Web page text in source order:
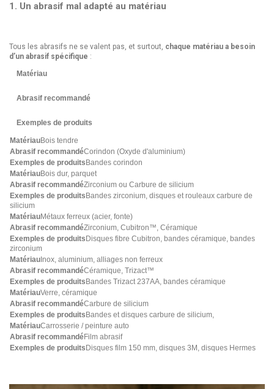
1. Un abrasif mal adapté au matériau
Tous les abrasifs ne se valent pas, et surtout, chaque matériau a besoin
d’un abrasif spécifique :
Matériau
Abrasif recommandé
Exemples de produits
Bois tendre
Corindon (Oxyde d'aluminium)
Bandes corindon
Bois dur, parquet
Zirconium ou Carbure de silicium
Bandes zirconium, disques et rouleaux carbure de
silicium
Métaux ferreux (acier, fonte)
Zirconium, Cubitron™, Céramique
Disques fibre Cubitron, bandes céramique, bandes
zirconium
Inox, aluminium, alliages non ferreux
Céramique, Trizact™
Bandes Trizact 237AA, bandes céramique
Verre, céramique
Carbure de silicium
Bandes et disques carbure de silicium,
Carrosserie / peinture auto
Film abrasif
Disques film 150 mm, disques 3M, disques Hermes